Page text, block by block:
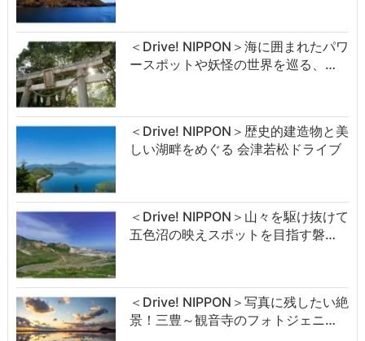
＜Drive! NIPPON＞海に囲まれたパワ
ースポットや妖怪の世界を巡る、…
＜Drive! NIPPON＞歴史的建造物と美
しい湖畔をめぐる 会津若松ドライブ
＜Drive! NIPPON＞山々を駆け抜けて
五色沼の映えスポットを目指す磐…
＜Drive! NIPPON＞写真に残したい絶
景！三豊～観音寺のフォトジェニ…